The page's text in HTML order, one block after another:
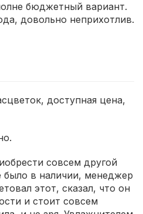
бюджетный вариант.
довольно неприхотлив.
доступная цена,
совсем другой
было в наличии, менеджер
этот, сказал, что он
и стоит совсем